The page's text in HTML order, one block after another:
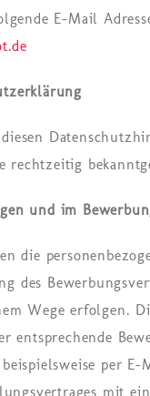
E-Mail
rechtzeitig
und im
die
des
Wege erfolgen.
entsprechende
per
mit